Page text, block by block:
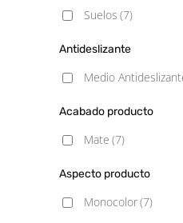
Suelos (7)
Antideslizante
Medio
Acabado producto
Mate (7)
Aspecto producto
Monocolor(7)